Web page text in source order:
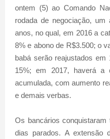
ontem (5) ao Comando
rodada de negociação,
anos, no qual, em 2016 a
8% e abono de R$3.500; o
babá serão reajustados em
15%; em 2017, haverá a
acumulada, com aumento
e demais verbas.
Os bancários
dias parados. A extensão